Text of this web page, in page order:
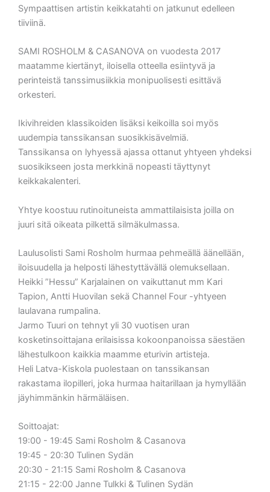
Sympaattisen artistin keikkatahti on jatkunut edelleen
tiiviinä.
SAMI ROSHOLM & CASANOVA on vuodesta 2017
maatamme kiertänyt, iloisella otteella esiintyvä ja
perinteistä tanssimusiikkia monipuolisesti esittävä
orkesteri.
Ikivihreiden klassikoiden lisäksi keikoilla soi myös
uudempia tanssikansan suosikkisävelmiä.
Tanssikansa on lyhyessä ajassa ottanut yhtyeen yhdeksi
suosikikseen josta merkkinä nopeasti täyttynyt
keikkakalenteri.
Yhtye koostuu rutinoituneista ammattilaisista joilla on
juuri sitä oikeata pilkettä silmäkulmassa.
Laulusolisti Sami Rosholm hurmaa pehmeällä äänellään,
iloisuudella ja helposti lähestyttävällä olemuksellaan.
Heikki ”Hessu” Karjalainen on vaikuttanut mm Kari
Tapion, Antti Huovilan sekä Channel Four -yhtyeen
laulavana rumpalina.
Jarmo Tuuri on tehnyt yli 30 vuotisen uran
kosketinsoittajana erilaisissa kokoonpanoissa säestäen
lähestulkoon kaikkia maamme eturivin artisteja.
Heli Latva-Kiskola puolestaan on tanssikansan
rakastama ilopilleri, joka hurmaa haitarillaan ja hymyllään
jäyhimmänkin härmäläisen.
Soittoajat:
19:00 - 19:45 Sami Rosholm & Casanova
19:45 - 20:30 Tulinen Sydän
20:30 - 21:15 Sami Rosholm & Casanova
21:15 - 22:00 Janne Tulkki & Tulinen Sydän